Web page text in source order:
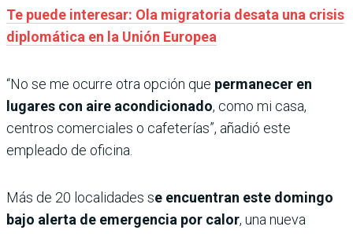
Te puede interesar: Ola migratoria desata una crisis
diplomática en la Unión Europea
“No se me ocurre otra opción que permanecer en
lugares con aire acondicionado, como mi casa,
centros comerciales o cafeterías”, añadió este
empleado de oficina.
Más de 20 localidades se encuentran este domingo
bajo alerta de emergencia por calor, una nueva